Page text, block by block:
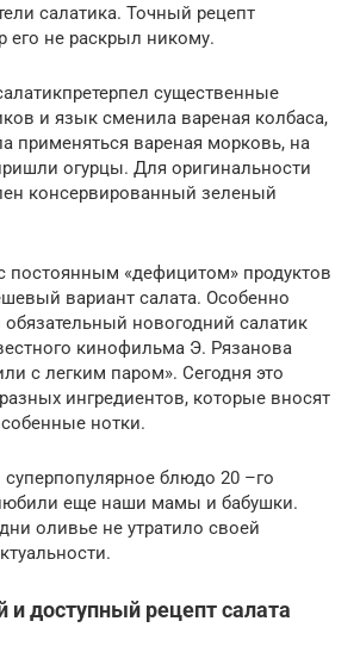
салатика. Точный рецепт
его не раскрыл никому.
существенные
и язык сменила вареная колбаса,
применяться вареная морковь, на
огурцы. Для оригинальности
консервированный зеленый
постоянным «дефицитом» продуктов
вариант салата. Особенно
новогодний салатик
кинофильма Э. Рязанова
с легким паром». Сегодня это
ингредиентов, которые вносят
нотки.
блюдо 20 –го
еще наши мамы и бабушки.
оливье не утратило своей
доступный рецепт салата